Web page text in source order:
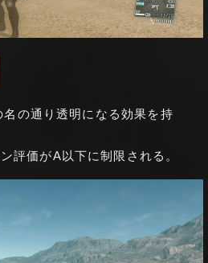
の通り透明になる効果を持
評価がA以下に制限される。